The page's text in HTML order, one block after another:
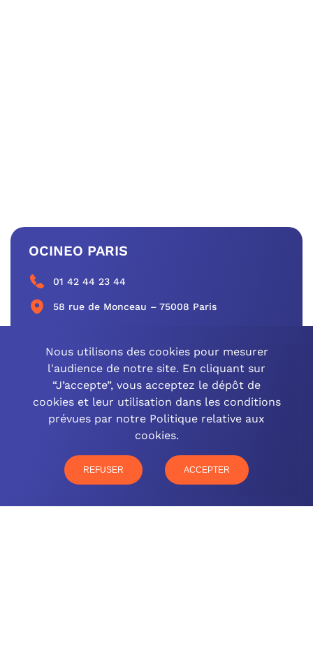
OCINEO PARIS
01 42 44 23 44
58 rue de Monceau – 75008 Paris
CONTACTEZ-NOUS
OCINEO GRAND EST
77 rue Paul Douce – 51480 Damery
CONTACTEZ-NOUS
Nous utilisons des cookies pour mesurer
l'audience de notre site. En cliquant sur
“J’accepte”, vous acceptez le dépôt de
cookies et leur utilisation dans les conditions
prévues par notre Politique relative aux
cookies.
REFUSER ACCEPTER